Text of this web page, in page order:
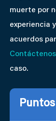
muerte por
experiencia
acuerdos
Contáctenos
caso.